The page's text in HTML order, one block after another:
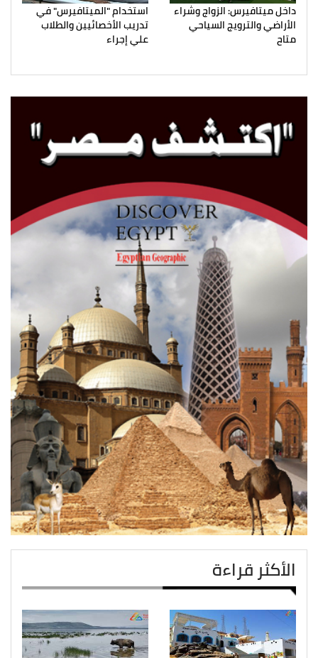
داخل ميتافيرس: الزواج وشراء
الأراضي والترويج السياحي
متاح
استخدام "الميتافيرس" في
تدريب الأخصائيين والطلاب
علي إجراء
الأكثر قراءة